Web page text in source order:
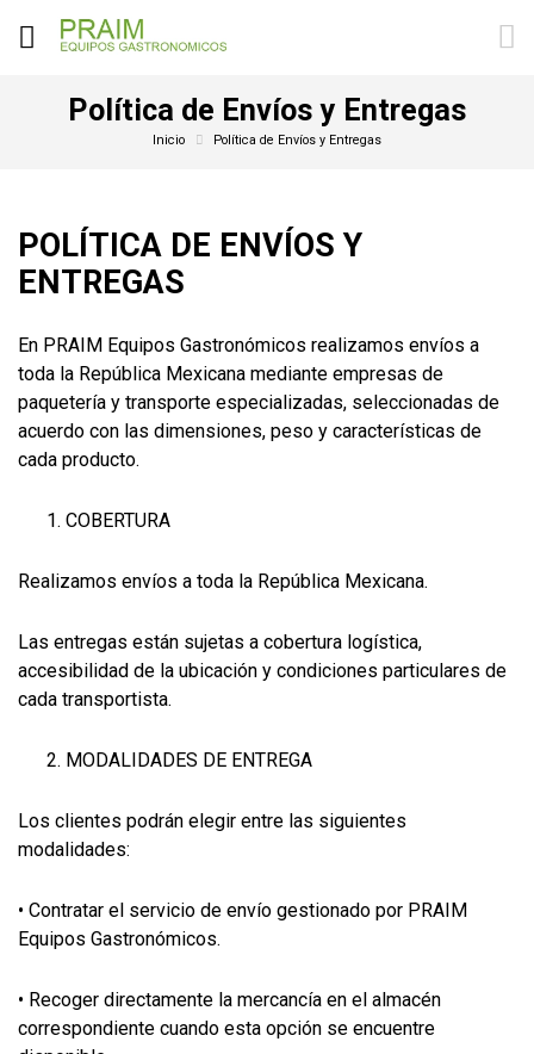
Política de Envíos y Entregas
Inicio Política de Envíos y Entregas
POLÍTICA DE ENVÍOS Y
ENTREGAS
En PRAIM Equipos Gastronómicos realizamos envíos a
toda la República Mexicana mediante empresas de
paquetería y transporte especializadas, seleccionadas de
acuerdo con las dimensiones, peso y características de
cada producto.
COBERTURA
Realizamos envíos a toda la República Mexicana.
Las entregas están sujetas a cobertura logística,
accesibilidad de la ubicación y condiciones particulares de
cada transportista.
MODALIDADES DE ENTREGA
Los clientes podrán elegir entre las siguientes
modalidades:
• Contratar el servicio de envío gestionado por PRAIM
Equipos Gastronómicos.
• Recoger directamente la mercancía en el almacén
correspondiente cuando esta opción se encuentre